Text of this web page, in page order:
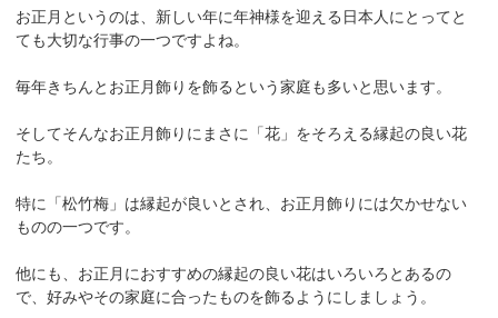
お正月というのは、新しい年に年神様を迎える日本人にとってと
ても大切な行事の一つですよね。
毎年きちんとお正月飾りを飾るという家庭も多いと思います。
そしてそんなお正月飾りにまさに「花」をそろえる縁起の良い花
たち。
特に「松竹梅」は縁起が良いとされ、お正月飾りには欠かせない
ものの一つです。
他にも、お正月におすすめの縁起の良い花はいろいろとあるの
で、好みやその家庭に合ったものを飾るようにしましょう。